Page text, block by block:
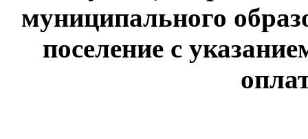
муниципального
поселение с